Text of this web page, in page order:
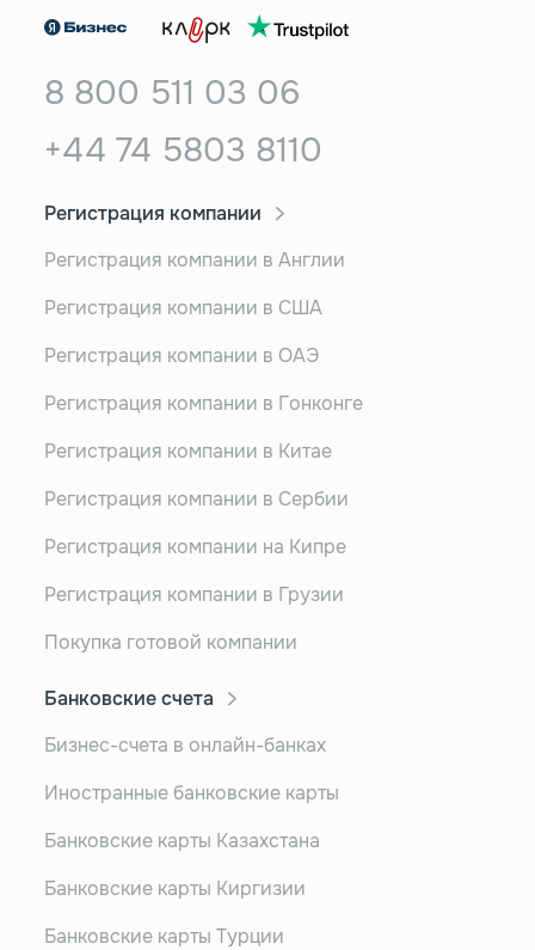
8 800 511 03 06
+44 74 5803 8110
Регистрация компании
Регистрация компании в Англии
Регистрация компании в США
Регистрация компании в ОАЭ
Регистрация компании в Гонконге
Регистрация компании в Китае
Регистрация компании в Сербии
Регистрация компании на Кипре
Регистрация компании в Грузии
Покупка готовой компании
Банковские счета
Бизнес-счета в онлайн-банках
Иностранные банковские карты
Банковские карты Казахстана
Банковские карты Киргизии
Банковские карты Турции